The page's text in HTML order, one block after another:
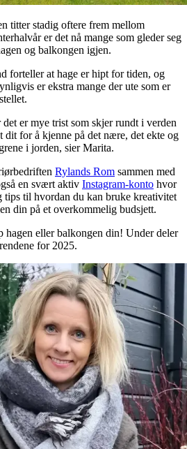
titter stadig oftere frem mellom
er det nå mange som gleder seg
og balkongen igjen.
forteller at hage er hipt for tiden, og
er ekstra mange der ute som er
er mye trist som skjer rundt i verden
dit for å kjenne på det nære, det ekte og
i jorden, sier Marita.
Rylands Rom sammen med
en svært aktiv Instagram-konto hvor
tips til hvordan du kan bruke kreativitet
din på et overkommelig budsjett.
hagen eller balkongen din! Under deler
for 2025.